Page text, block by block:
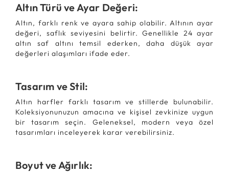
Altın Türü ve Ayar Değeri:
Altın, farklı renk ve ayara sahip olabilir. Altının ayar
değeri, saflık seviyesini belirtir. Genellikle 24 ayar
altın saf altını temsil ederken, daha düşük ayar
değerleri alaşımları ifade eder.
Tasarım ve Stil:
Altın harfler farklı tasarım ve stillerde bulunabilir.
Koleksiyonunuzun amacına ve kişisel zevkinize uygun
bir tasarım seçin. Geleneksel, modern veya özel
tasarımları inceleyerek karar verebilirsiniz.
Boyut ve Ağırlık: